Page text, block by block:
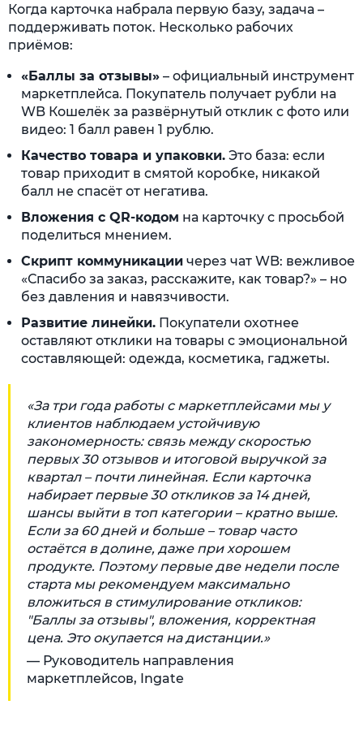
Когда карточка набрала первую базу, задача –
поддерживать поток. Несколько рабочих
приёмов:
«Баллы за отзывы» – официальный инструмент
маркетплейса. Покупатель получает рубли на
WB Кошелёк за развёрнутый отклик с фото или
видео: 1 балл равен 1 рублю.
Качество товара и упаковки. Это база: если
товар приходит в смятой коробке, никакой
балл не спасёт от негатива.
Вложения с QR-кодом на карточку с просьбой
поделиться мнением.
Скрипт коммуникации через чат WB: вежливое
«Спасибо за заказ, расскажите, как товар?» – но
без давления и навязчивости.
Развитие линейки. Покупатели охотнее
оставляют отклики на товары с эмоциональной
составляющей: одежда, косметика, гаджеты.
«За три года работы с маркетплейсами мы у
клиентов наблюдаем устойчивую
закономерность: связь между скоростью
первых 30 отзывов и итоговой выручкой за
квартал – почти линейная. Если карточка
набирает первые 30 откликов за 14 дней,
шансы выйти в топ категории – кратно выше.
Если за 60 дней и больше – товар часто
остаётся в долине, даже при хорошем
продукте. Поэтому первые две недели после
старта мы рекомендуем максимально
вложиться в стимулирование откликов:
"Баллы за отзывы", вложения, корректная
цена. Это окупается на дистанции.»
— Руководитель направления
маркетплейсов, Ingate